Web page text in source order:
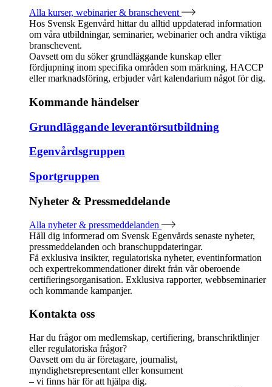
Alla kurser, webinarier & branschevent
Hos Svensk Egenvård hittar du alltid uppdaterad information
om våra utbildningar, seminarier, webinarier och andra viktiga
branschevent.
Oavsett om du söker grundläggande kunskap eller
fördjupning inom specifika områden som märkning, HACCP
eller marknadsföring, erbjuder vårt kalendarium något för dig.
Kommande händelser
Grundläggande leverantörsutbildning
Egenvårdsgruppen
Sportgruppen
Nyheter & Pressmeddelande
Alla nyheter & pressmeddelanden
Håll dig informerad om Svensk Egenvårds senaste nyheter,
pressmeddelanden och branschuppdateringar.
Få exklusiva insikter, regulatoriska nyheter, eventinformation
och expertrekommendationer direkt från vår oberoende
certifieringsorganisation. Exklusiva rapporter, webbseminarier
och kommande kampanjer.
Kontakta oss
Har du frågor om medlemskap, certifiering, branschriktlinjer
eller regulatoriska frågor?
Oavsett om du är företagare, journalist,
myndighetsrepresentant eller konsument
– vi finns här för att hjälpa dig.